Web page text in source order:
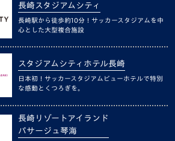
長崎スタジアムシティ
長崎駅から徒歩約10分！サッカースタジアムを中
心とした大型複合施設
スタジアムシティホテル長崎
日本初！サッカースタジアムビューホテルで特別
な感動とくつろぎを。
長崎リゾートアイランド
パサージュ琴海